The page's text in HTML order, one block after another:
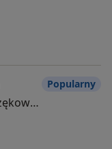
Stomatolog, Chirurg szczękowo-twarzowy, Chirurg stomatologiczny
Popularny